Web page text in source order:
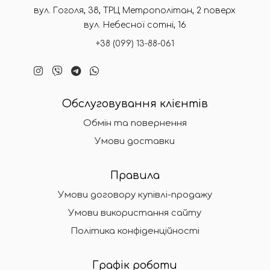
вул. Гоголя, 38, ТРЦ Метрополітан, 2 поверх
вул. Небесної сотні, 16
+38 (099) 13-88-061
Обслуговування клієнтів
Обмін та повернення
Умови доставки
Правила
Умови договору купівлі-продажу
Умови використання сайту
Політика конфіденційності
Графік роботи